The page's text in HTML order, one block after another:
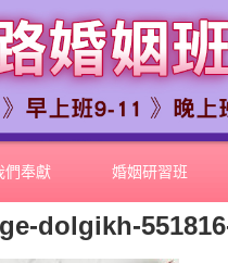
們奉獻 婚姻研習班
dolgikh-